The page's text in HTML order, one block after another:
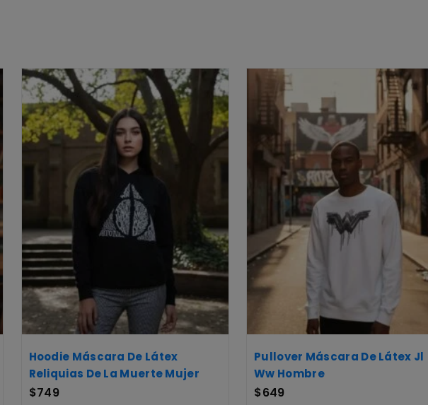
Hoodie Máscara De Látex
Reliquias De La Muerte Mujer
$749
Pullover Máscara De Látex Jl
Ww Hombre
$649